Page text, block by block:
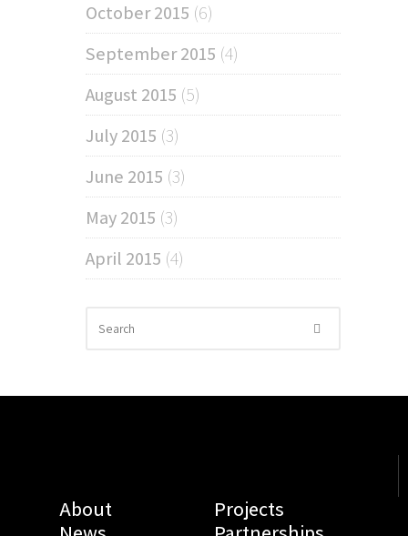
October 2015 (6)
September 2015 (4)
August 2015 (5)
July 2015 (3)
June 2015 (3)
May 2015 (3)
April 2015 (4)
About
Projects